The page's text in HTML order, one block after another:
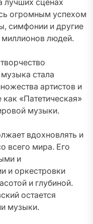
лучших сценах
огромным успехом
симфонии и другие
людей.
стала
артистов и
«Патетическая»
музыки.
вдохновлять и
всего мира. Его
и
и оркестровки
и глубиной.
остается
музыки.